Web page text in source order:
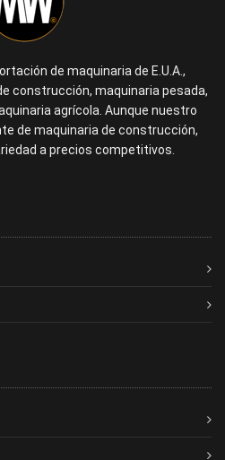
de maquinaria de E.U.A.,
construcción, maquinaria pesada,
agrícola. Aunque nuestro
de maquinaria de construcción,
a precios competitivos.